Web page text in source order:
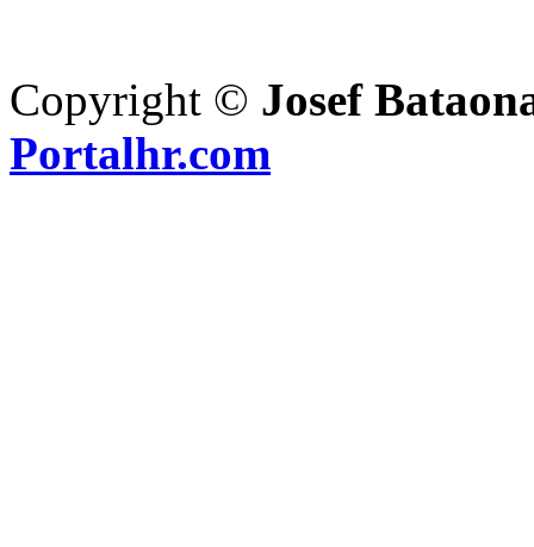
Copyright © Josef
Portalhr.com